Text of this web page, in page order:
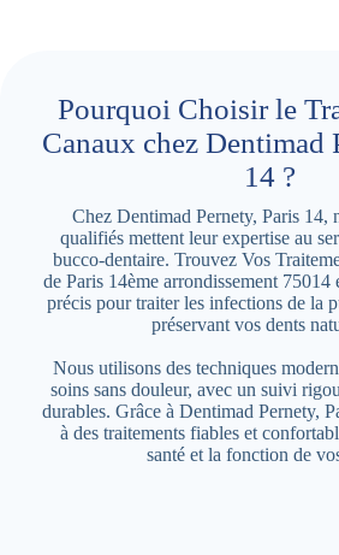
Pourquoi Choisir le
Canaux chez Dentimad
14 ?
Chez Dentimad Pernety, Paris 14,
qualifiés mettent leur expertise au
bucco-dentaire. Trouvez Vos
de Paris 14ème arrondissement 75014
précis pour traiter les infections de la
préservant vos dents
Nous utilisons des techniques
soins sans douleur, avec un suivi
durables. Grâce à Dentimad Pernety,
à des traitements fiables et
santé et la fonction de